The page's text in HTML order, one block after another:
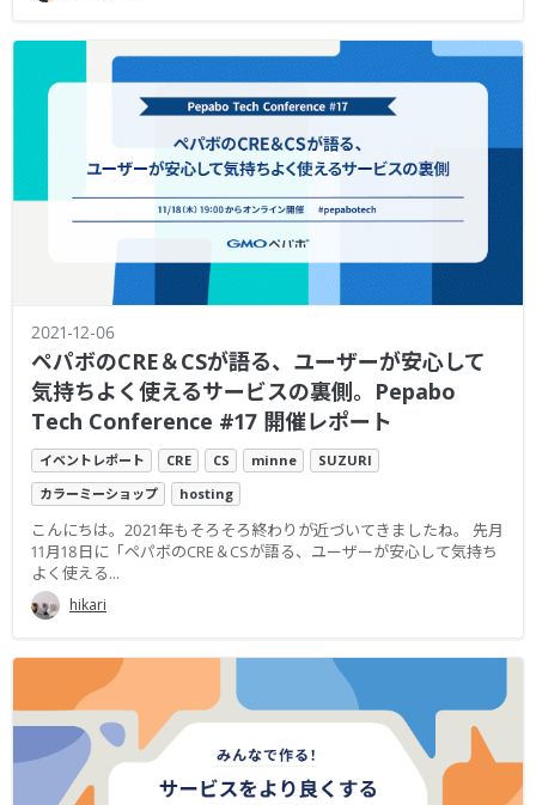
2021-12-06
ペパボのCRE＆CSが語る、ユーザーが安心して
気持ちよく使えるサービスの裏側。Pepabo
Tech Conference #17 開催レポート
イベントレポート CRE CS minne
SUZURI
カラーミーショップ
hosting
こんにちは。2021年もそろそろ終わりが近づいてきましたね。 先月
11月18日に「ペパボのCRE＆CSが語る、ユーザーが安心して気持ち
よく使える...
hikari